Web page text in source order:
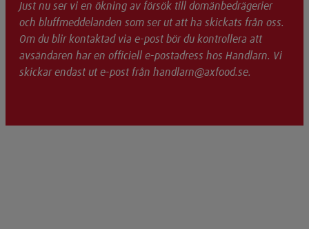
Just nu ser vi en ökning av försök till domänbedrägerier
och bluffmeddelanden som ser ut att ha skickats från oss.
Om du blir kontaktad via e-post bör du kontrollera att
avsändaren har en officiell e-postadress hos Handlarn. Vi
skickar endast ut e-post från handlarn@axfood.se.